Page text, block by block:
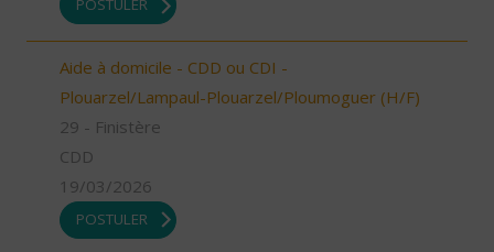
POSTULER
Aide à domicile - CDD ou CDI -
Plouarzel/Lampaul-Plouarzel/Ploumoguer (H/F)
29 - Finistère
CDD
19/03/2026
POSTULER